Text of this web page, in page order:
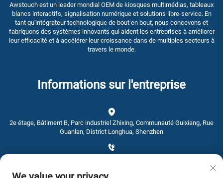
Awstouch est un leader mondial OEM de kiosques multimédias, tableaux
blancs interactifs, signalisation numérique et solutions libre-service. En
tant qu'intégrateur technologique de bout en bout, nous concevons et
fabriquons des systèmes innovants qui aident les entreprises à améliorer
leur efficacité et à accélérer leur croissance dans de multiples secteurs à
travers le monde.
Informations sur l'entreprise
2e étage, Bâtiment B, Parc industriel Zhixing, Communauté Guixiang, Rue
Guanlan, District Longhua, Shenzhen